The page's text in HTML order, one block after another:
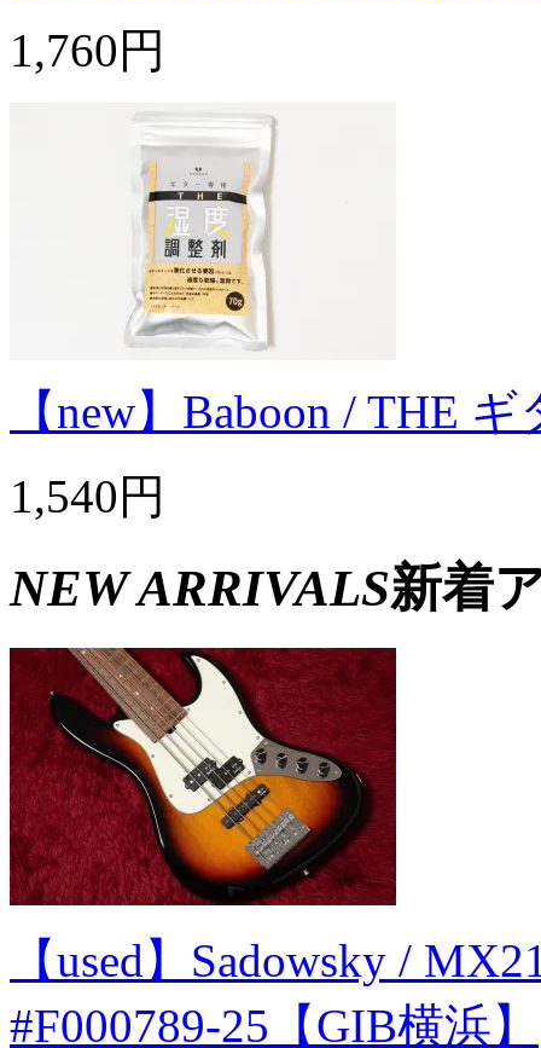
1,760円
【new】Baboon / THE
1,540円
NEW ARRIVALS新着
【used】Sadowsky /
#F000789-25【GIB横浜】